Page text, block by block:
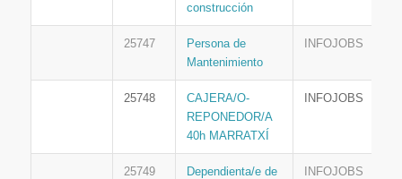
construcción
25747
Persona de
Mantenimiento
INFOJOBS
25748
CAJERA/O-
REPONEDOR/A
40h MARRATXÍ
INFOJOBS
25749
Dependienta/e de
INFOJOBS